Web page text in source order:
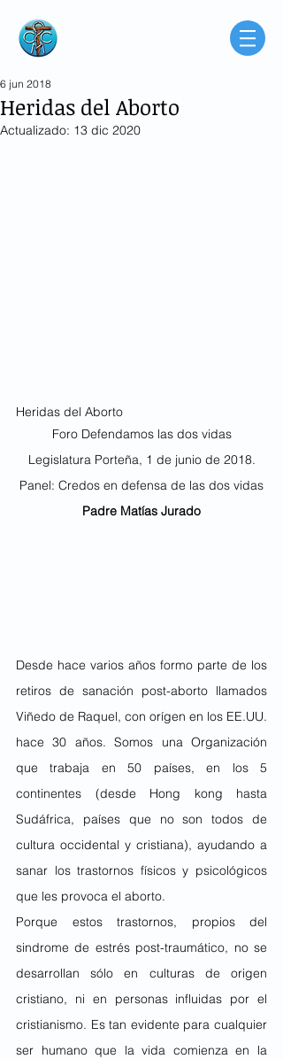
Heridas del Aborto
6 jun 2018
Actualizado: 13 dic 2020
Heridas del Aborto
Foro Defendamos las dos vidas
Legislatura Porteña, 1 de junio de 2018.
Panel: Credos en defensa de las dos vidas
Padre Matías Jurado
Desde hace varios años formo parte de los
retiros de sanación post-aborto llamados
Viñedo de Raquel, con orígen en los EE.UU.
hace 30 años. Somos una Organización
que trabaja en 50 países, en los 5
continentes (desde Hong kong hasta
Sudáfrica, países que no son todos de
cultura occidental y cristiana), ayudando a
sanar los trastornos físicos y psicológicos
que les provoca el aborto.
Porque estos trastornos, propios del
sindrome de estrés post-traumático, no se
desarrollan sólo en culturas de origen
cristiano, ni en personas influidas por el
cristianismo. Es tan evidente para cualquier
ser humano que la vida comienza en la